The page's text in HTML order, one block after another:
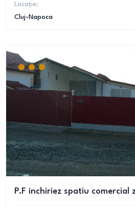
Locație:
Cluj-Napoca
P.F inchiriez spatiu comercial